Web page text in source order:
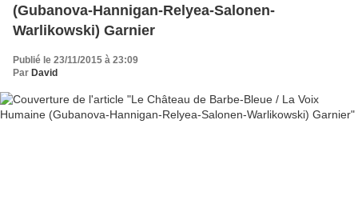
(Gubanova-Hannigan-Relyea-Salonen-
Warlikowski) Garnier
Publié le 23/11/2015 à 23:09
Par David